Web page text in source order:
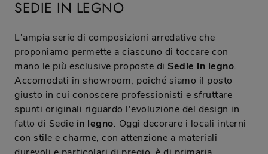
SEDIE IN LEGNO
L'ampia serie di composizioni arredative che
proponiamo permette a ciascuno di toccare con
mano le più esclusive proposte di Sedie in legno.
Accomodati in showroom, poiché siamo il posto
giusto in cui conoscere professionisti e sfruttare
spunti originali riguardo l'evoluzione del design in
fatto di Sedie in legno. Oggi decorare i locali interni
con stile e charme, con attenzione a materiali